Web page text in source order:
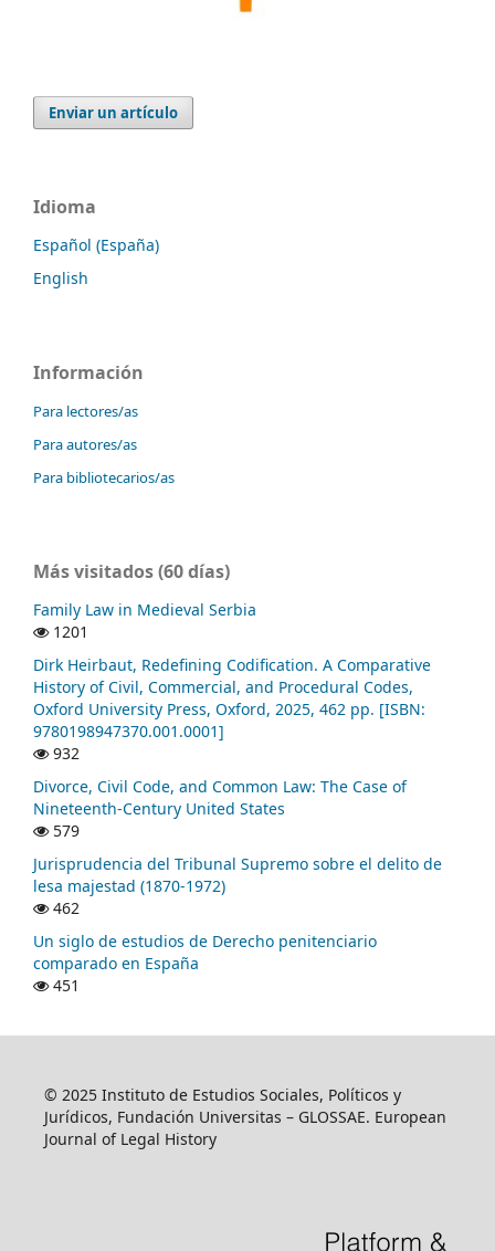
Enviar un artículo
Idioma
Español (España)
English
Información
Para lectores/as
Para autores/as
Para bibliotecarios/as
Más visitados (60 días)
Family Law in Medieval Serbia
1201
Dirk Heirbaut, Redefining Codification. A Comparative
History of Civil, Commercial, and Procedural Codes,
Oxford University Press, Oxford, 2025, 462 pp. [ISBN:
9780198947370.001.0001]
932
Divorce, Civil Code, and Common Law: The Case of
Nineteenth-Century United States
579
Jurisprudencia del Tribunal Supremo sobre el delito de
lesa majestad (1870-1972)
462
Un siglo de estudios de Derecho penitenciario
comparado en España
451
© 2025 Instituto de Estudios Sociales, Políticos y
Jurídicos, Fundación Universitas – GLOSSAE. European
Journal of Legal History